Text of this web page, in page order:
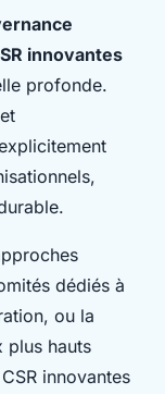
innovantes
profonde.
dédiés à
ou la
plus hauts
innovantes